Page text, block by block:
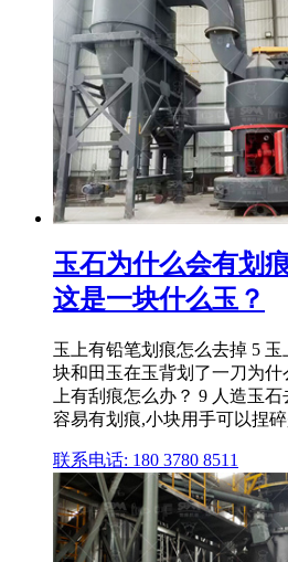
玉石为什么会有划
这是一块什么玉？
玉上有铅笔划痕怎么去掉 5
块和田玉在玉背划了一刀为
上有刮痕怎么办？ 9 人造玉
容易有划痕,小块用手可以捏
联系电话: 180 3780 8511